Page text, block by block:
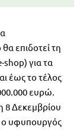
επιδοτεί τη
shop) για τα
έως το τέλος
ευρώ.
8 Δεκεμβρίου
ο υφυπουργός